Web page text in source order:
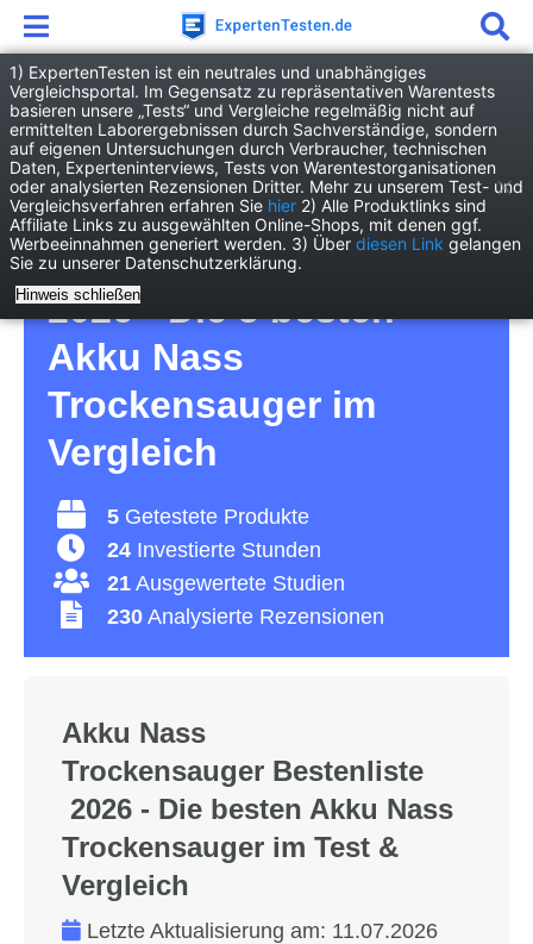
Haushalt
Haushaltsgeräte
Akku Nass Trockensauger
Akku Nass
Trockensauger Test
2026 • Die 5 besten
Akku Nass
Trockensauger im
Vergleich
5 Getestete Produkte
24 Investierte Stunden
21 Ausgewertete Studien
230 Analysierte Rezensionen
Akku Nass
Trockensauger Bestenliste
2026 - Die besten Akku Nass
Trockensauger im Test &
Vergleich
Letzte Aktualisierung am: 11.07.2026
1) ExpertenTesten ist ein neutrales und unabhängiges
Vergleichsportal. Im Gegensatz zu repräsentativen Warentests
basieren unsere „Tests“ und Vergleiche regelmäßig nicht auf
ermittelten Laborergebnissen durch Sachverständige, sondern
auf eigenen Untersuchungen durch Verbraucher, technischen
Daten, Experteninterviews, Tests von Warentestorganisationen
oder analysierten Rezensionen Dritter. Mehr zu unserem Test- und
Vergleichsverfahren erfahren Sie hier 2) Alle Produktlinks sind
Affiliate Links zu ausgewählten Online-Shops, mit denen ggf.
Werbeeinnahmen generiert werden. 3) Über diesen Link gelangen
Sie zu unserer Datenschutzerklärung.
Hinweis schließen